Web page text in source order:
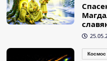
Космос